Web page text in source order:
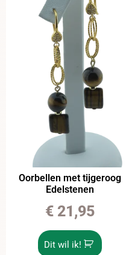
Oorbellen met tijgeroog
Edelstenen
€21,95
Dit wil ik!